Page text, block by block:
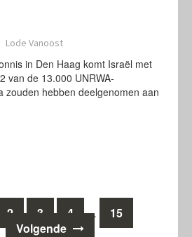
Lode Vanoost
in Den Haag komt Israël met
van de 13.000 UNRWA-
zouden hebben deelgenomen aan
2 3 4 …
15
Volgende